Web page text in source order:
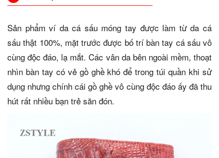
Sản phẩm ví da cá sấu móng tay được làm từ da cá
sấu thật 100%, mặt trước được bố trí bàn tay cá sấu vô
cùng độc đáo, lạ mắt. Các vân da bên ngoài mềm, thoạt
nhìn bàn tay có vẻ gồ ghề khó để trong túi quần khi sử
dụng nhưng chính cái gồ ghề vô cùng độc đáo ấy đã thu
hút rất nhiều bạn trẻ săn đón.